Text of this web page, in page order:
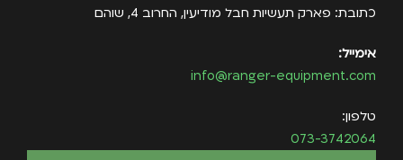
כתובת: פארק תעשיות חבל מודיעין, החרוב 4, שוהם
אימייל:
info@ranger-equipment.com
טלפון:
073-3742064